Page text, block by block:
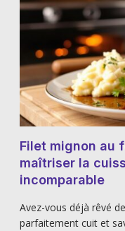
Filet mignon au
maîtriser la
incomparable
Avez-vous déjà rêvé
parfaitement cuit et